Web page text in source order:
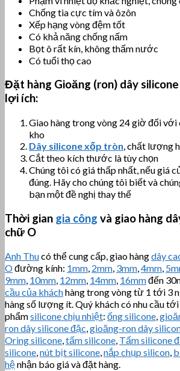
Chống tia cực tím và ôzôn
Xếp hạng vòng đệm tốt
Có khả năng chống nấm
Bọt ô rất kín, không thấm nước
Có tuổi thọ cao
Đặt hàng Gioăng (ron) dây
lợi ích:
Giao hàng trong vòng 24 giờ đối với
kho
Dây silicone xốp tròn, chất lượng
Cắt theo kích thước là tùy chọn
Chúng tôi có giá thấp nhất, nếu giá
đúng. Hãy cho chúng tôi biết và
bạn một đề nghị thay thế
Thời gian gia công và giao hàng
chữ O
Anh Thucó thể cung cấp, giao hàngdây
Ođường kính: 1mm, 2mm, 3mm,4mm,
9mm, 10mm, 12mm, 14mm, 16mmđến
cầu của kháchhàng trong vòng từ 1 tới 3
hàng số lượng ít. Quý khách có nhu cầu tới
phẩmsilicone chịu nhiệt: ống silicone,
ron dây silicone đặc,gioăng-ron dây
Oring silicone,tấm silicone, Tấm silicone
silicone,nút bịt silicone,nắp chụp silicon,
hệnhận báo giá và đặt hàng.